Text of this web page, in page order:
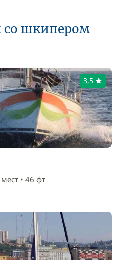
шкипером
3,5
• 46 фт